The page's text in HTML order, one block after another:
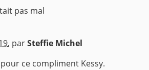
pas mal
, parSteffie Michel
ce compliment Kessy.